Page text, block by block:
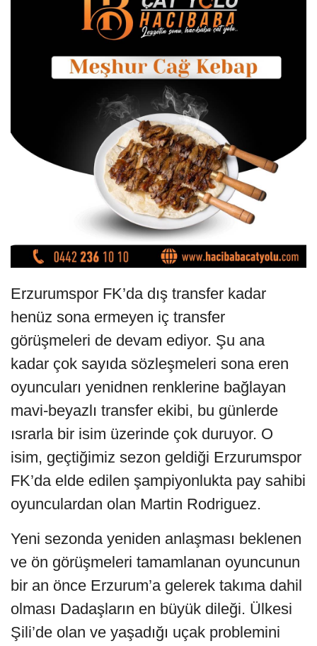
Erzurumspor FK’da dış transfer kadar
henüz sona ermeyen iç transfer
görüşmeleri de devam ediyor. Şu ana
kadar çok sayıda sözleşmeleri sona eren
oyuncuları yenidnen renklerine bağlayan
mavi-beyazlı transfer ekibi, bu günlerde
ısrarla bir isim üzerinde çok duruyor. O
isim, geçtiğimiz sezon geldiği Erzurumspor
FK’da elde edilen şampiyonlukta pay sahibi
oyunculardan olan Martin Rodriguez.
Yeni sezonda yeniden anlaşması beklenen
ve ön görüşmeleri tamamlanan oyuncunun
bir an önce Erzurum’a gelerek takıma dahil
olması Dadaşların en büyük dileği. Ülkesi
Şili’de olan ve yaşadığı uçak problemini